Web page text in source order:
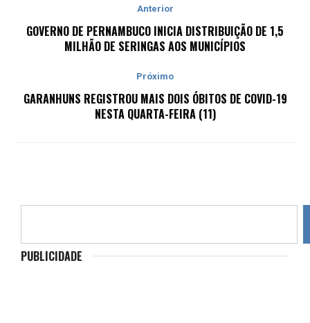
Anterior
GOVERNO DE PERNAMBUCO INICIA DISTRIBUIÇÃO DE 1,5
MILHÃO DE SERINGAS AOS MUNICÍPIOS
Próximo
GARANHUNS REGISTROU MAIS DOIS ÓBITOS DE COVID-19
NESTA QUARTA-FEIRA (11)
PUBLICIDADE